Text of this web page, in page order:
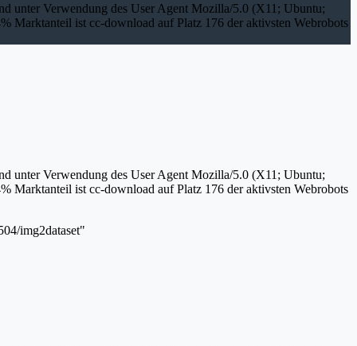
unter Verwendung des User Agent Mozilla/5.0 (X11; Ubuntu;
Marktanteil ist cc-download auf Platz 176 der aktivsten Webrobots
unter Verwendung des User Agent Mozilla/5.0 (X11; Ubuntu;
Marktanteil ist cc-download auf Platz 176 der aktivsten Webrobots
img2dataset"